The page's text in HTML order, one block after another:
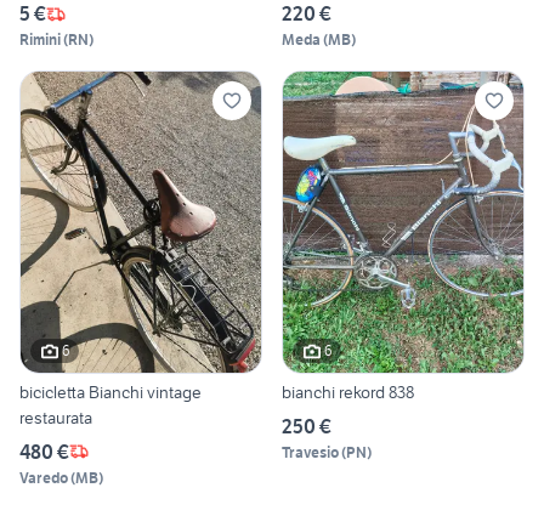
5 €
Rimini(RN)
220 €
Meda (MB)
6
bicicletta Bianchi vintage
restaurata
480 €
Varedo(MB)
6
bianchi rekord 838
250 €
Travesio(PN)